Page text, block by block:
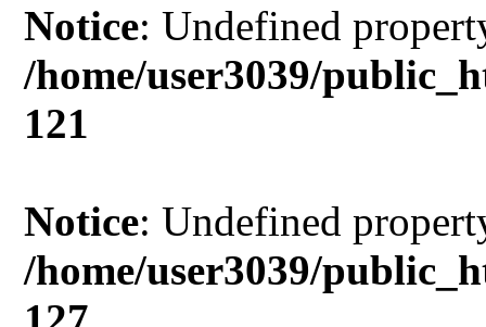
Notice: Undefined
/home/user3039/
121
Notice: Undefined
/home/user3039/